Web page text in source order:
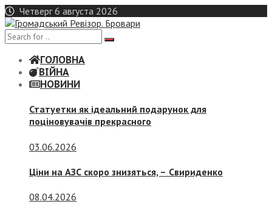
Skip
to
content
Четверг 6 августа 2026
ГОЛОВНА
ВІЙНА
НОВИНИ
Статуетки як ідеальний подарунок для
поціновувачів прекрасного
03.06.2026
Ціни на АЗС скоро знизяться, – Свириденко
08.04.2026